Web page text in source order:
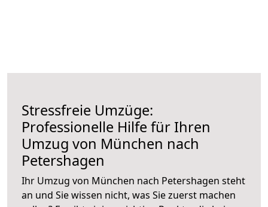
Stressfreie Umzüge:
Professionelle Hilfe für Ihren
Umzug von München nach
Petershagen
Ihr Umzug von München nach Petershagen steht
an und Sie wissen nicht, was Sie zuerst machen